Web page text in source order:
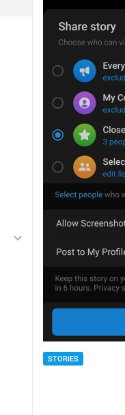
STORIES